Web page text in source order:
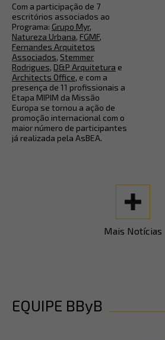
Com a participação de 7
escritórios associados ao
Programa: Grupo Myr,
Natureza Urbana, FGMF,
Fernandes Arquitetos
Associados, Stemmer
Rodrigues, D&P Arquitetura e
Architects Office, e com a
presença de 11 profissionais a
Etapa MIPIM da Missão
Europa se tornou a ação de
promoção internacional com o
maior número de participantes
já realizada pela AsBEA.
+
Mais Notícias
EQUIPE BByB